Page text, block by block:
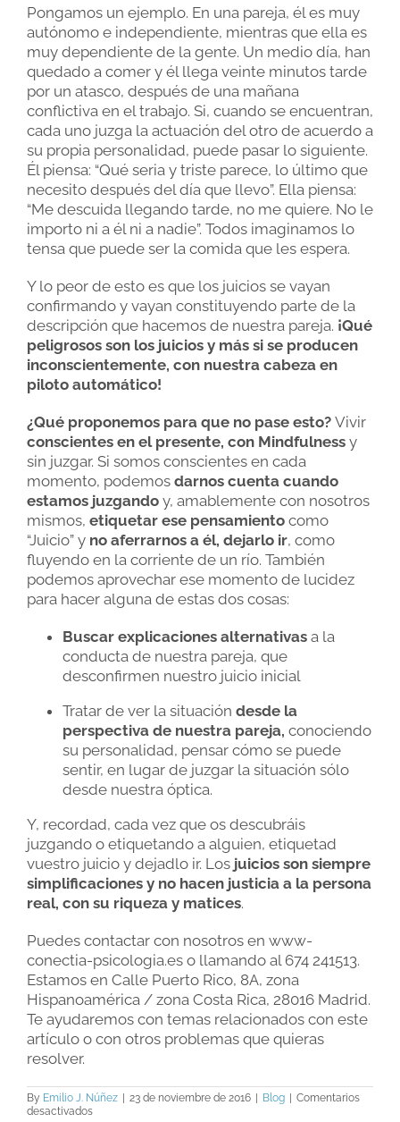
Pongamos un ejemplo. En una pareja, él es muy
autónomo e independiente, mientras que ella es
muy dependiente de la gente. Un medio día, han
quedado a comer y él llega veinte minutos tarde
por un atasco, después de una mañana
conflictiva en el trabajo. Si, cuando se encuentran,
cada uno juzga la actuación del otro de acuerdo a
su propia personalidad, puede pasar lo siguiente.
Él piensa: “Qué seria y triste parece, lo último que
necesito después del día que llevo”. Ella piensa:
“Me descuida llegando tarde, no me quiere. No le
importo ni a él ni a nadie”. Todos imaginamos lo
tensa que puede ser la comida que les espera.
Y lo peor de esto es que los juicios se vayan
confirmando y vayan constituyendo parte de la
descripción que hacemos de nuestra pareja. ¡Qué
peligrosos son los juicios y más si se producen
inconscientemente, con nuestra cabeza en
piloto automático!
¿Qué proponemos para que no pase esto? Vivir
conscientes en el presente, con Mindfulness y
sin juzgar. Si somos conscientes en cada
momento, podemos darnos cuenta cuando
estamos juzgando y, amablemente con nosotros
mismos, etiquetar ese pensamiento como
“Juicio” y no aferrarnos a él, dejarlo ir, como
fluyendo en la corriente de un río. También
podemos aprovechar ese momento de lucidez
para hacer alguna de estas dos cosas:
Buscar explicaciones alternativas a la
conducta de nuestra pareja, que
desconfirmen nuestro juicio inicial
Tratar de ver la situación desde la
perspectiva de nuestra pareja, conociendo
su personalidad, pensar cómo se puede
sentir, en lugar de juzgar la situación sólo
desde nuestra óptica.
Y, recordad, cada vez que os descubráis
juzgando o etiquetando a alguien, etiquetad
vuestro juicio y dejadlo ir. Los juicios son siempre
simplificaciones y no hacen justicia a la persona
real, con su riqueza y matices.
Puedes contactar con nosotros en www-
conectia-psicologia.es o llamando al 674 241513.
Estamos en Calle Puerto Rico, 8A, zona
Hispanoamérica / zona Costa Rica, 28016 Madrid.
Te ayudaremos con temas relacionados con este
artículo o con otros problemas que quieras
resolver.
By Emilio J. Núñez | 23 de noviembre de 2016 | Blog | Comentarios
desactivadosen